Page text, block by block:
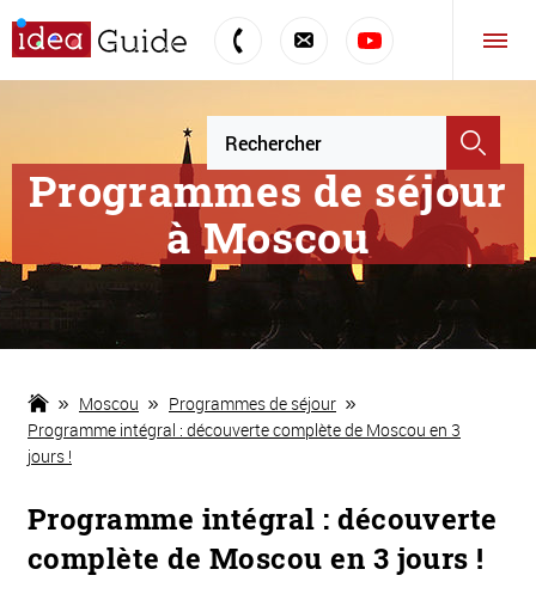
Programmes de séjour
à Moscou
Moscou
Programmes de séjour
Programme intégral : découverte complète de Moscou en 3
jours !
Programme intégral : découverte
complète de Moscou en 3 jours !